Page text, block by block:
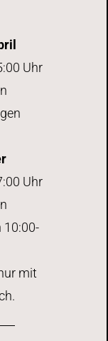
Uhr
Uhr
10:00-
mit